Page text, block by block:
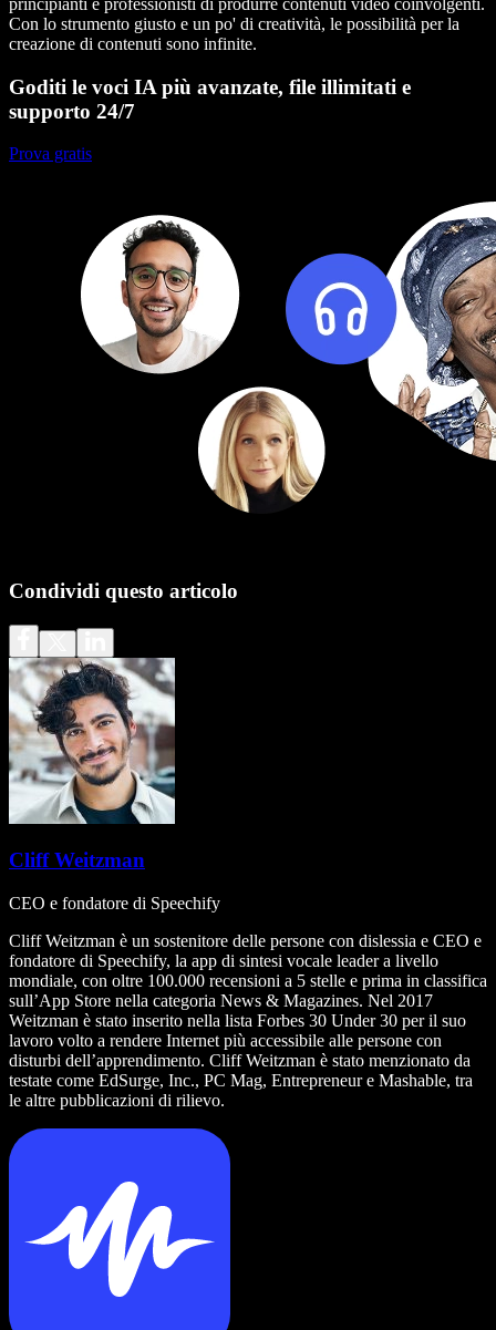
Con lo strumento giusto e un po' di creatività, le possibilità per la
creazione di contenuti sono infinite.
Goditi le voci IA più avanzate, file illimitati e
supporto 24/7
Prova gratis
Condividi questo articolo
Cliff Weitzman
CEO e fondatore di Speechify
Cliff Weitzman è un sostenitore delle persone con dislessia e CEO e
fondatore di Speechify, la app di sintesi vocale leader a livello
mondiale, con oltre 100.000 recensioni a 5 stelle e prima in classifica
sull’App Store nella categoria News & Magazines. Nel 2017
Weitzman è stato inserito nella lista Forbes 30 Under 30 per il suo
lavoro volto a rendere Internet più accessibile alle persone con
disturbi dell’apprendimento. Cliff Weitzman è stato menzionato da
testate come EdSurge, Inc., PC Mag, Entrepreneur e Mashable, tra
le altre pubblicazioni di rilievo.